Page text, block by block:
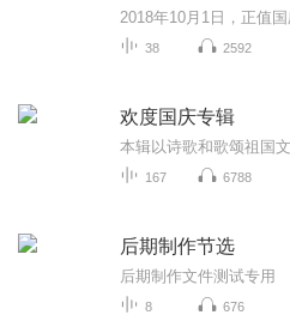
38 2592
欢度国庆专辑
167 6788
后期制作节选
后期制作文件测试专用
8 676